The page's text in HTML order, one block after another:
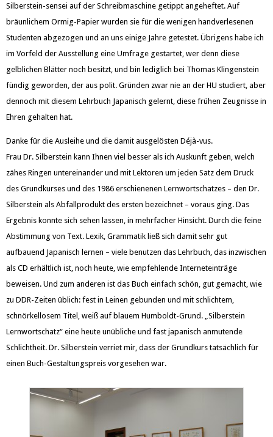
Silberstein-sensei auf der Schreibmaschine getippt angeheftet. Auf
bräunlichem Ormig-Papier wurden sie für die wenigen handverlesenen
Studenten abgezogen und an uns einige Jahre getestet. Übrigens habe ich
im Vorfeld der Ausstellung eine Umfrage gestartet, wer denn diese
gelblichen Blätter noch besitzt, und bin lediglich bei Thomas Klingenstein
fündig geworden, der aus polit. Gründen zwar nie an der HU studiert, aber
dennoch mit diesem Lehrbuch Japanisch gelernt, diese frühen Zeugnisse in
Ehren gehalten hat.
Danke für die Ausleihe und die damit ausgelösten Déjà-vus.
Frau Dr. Silberstein kann Ihnen viel besser als ich Auskunft geben, welch
zähes Ringen untereinander und mit Lektoren um jeden Satz dem Druck
des Grundkurses und des 1986 erschienenen Lernwortschatzes – den Dr.
Silberstein als Abfallprodukt des ersten bezeichnet – voraus ging. Das
Ergebnis konnte sich sehen lassen, in mehrfacher Hinsicht. Durch die feine
Abstimmung von Text. Lexik, Grammatik ließ sich damit sehr gut
aufbauend Japanisch lernen – viele benutzen das Lehrbuch, das inzwischen
als CD erhältlich ist, noch heute, wie empfehlende Interneteinträge
beweisen. Und zum anderen ist das Buch einfach schön, gut gemacht, wie
zu DDR-Zeiten üblich: fest in Leinen gebunden und mit schlichtem,
schnörkellosem Titel, weiß auf blauem Humboldt-Grund. „Silberstein
Lernwortschatz“ eine heute unübliche und fast japanisch anmutende
Schlichtheit. Dr. Silberstein verriet mir, dass der Grundkurs tatsächlich für
einen Buch-Gestaltungspreis vorgesehen war.